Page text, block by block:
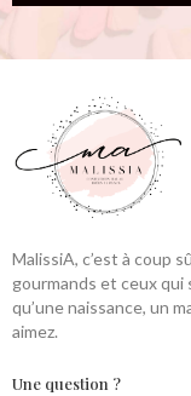
MalissiA, c’est à coup
gourmands et ceux
qu’une naissance, un
aimez.
Une question ?